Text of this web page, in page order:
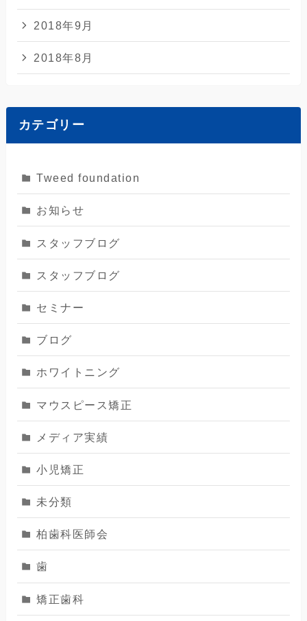
2018年9月
2018年8月
カテゴリー
Tweed foundation
お知らせ
スタッフブログ
スタッフブログ
セミナー
ブログ
ホワイトニング
マウスピース矯正
メディア実績
小児矯正
未分類
柏歯科医師会
歯
矯正歯科